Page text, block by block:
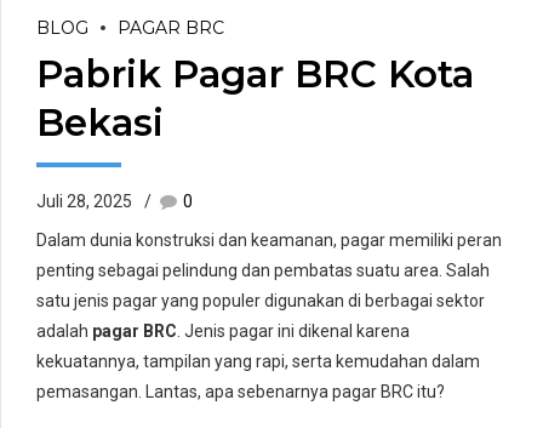
BLOG PAGAR BRC
Pabrik Pagar BRC Kota
Bekasi
Juli 28, 2025
0
Dalam dunia konstruksi dan keamanan, pagar memiliki peran
penting sebagai pelindung dan pembatas suatu area. Salah
satu jenis pagar yang populer digunakan di berbagai sektor
adalah pagar BRC. Jenis pagar ini dikenal karena
kekuatannya, tampilan yang rapi, serta kemudahan dalam
pemasangan. Lantas, apa sebenarnya pagar BRC itu?